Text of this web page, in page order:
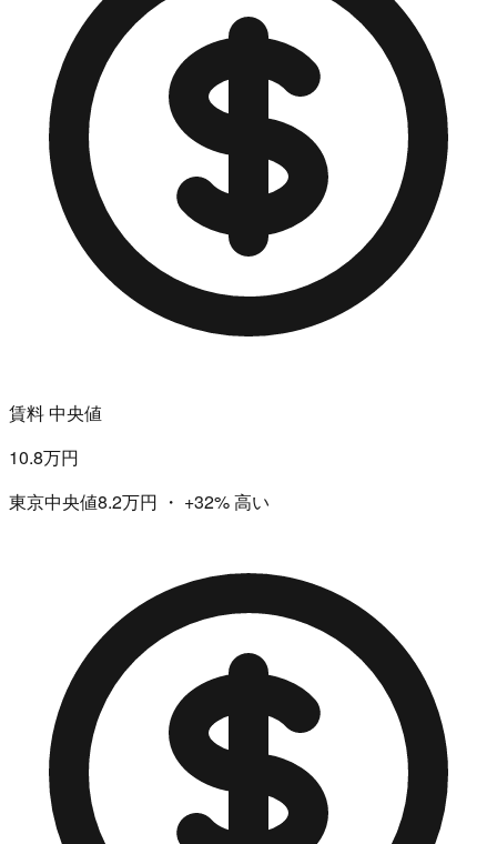
賃料 中央値
10.8万円
東京中央値8.2万円 ・ +32%高い